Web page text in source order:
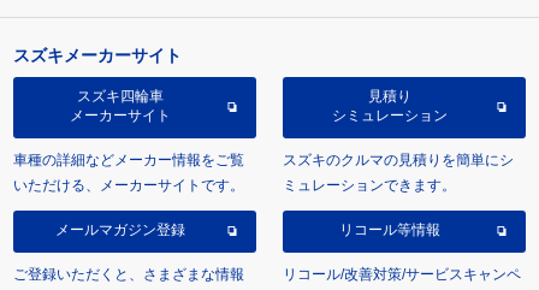
スズキメーカーサイト
スズキ四輪車
メーカーサイト
車種の詳細などメーカー情報をご覧
いただける、メーカーサイトです。
見積り
シミュレーション
スズキのクルマの見積りを簡単にシ
ミュレーションできます。
メールマガジン登録
ご登録いただくと、さまざまな情報
リコール等情報
リコール/改善対策/サービスキャンペ